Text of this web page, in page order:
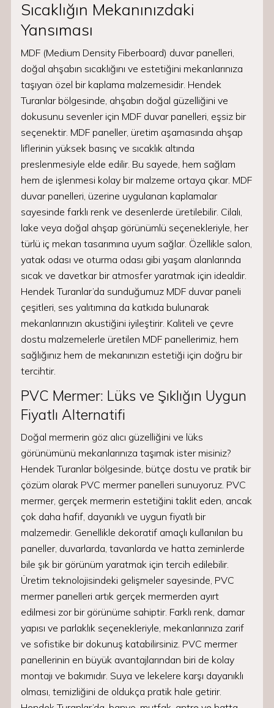
Sıcaklığın Mekanınızdaki
Yansıması
MDF (Medium Density Fiberboard) duvar panelleri,
doğal ahşabın sıcaklığını ve estetiğini mekanlarınıza
taşıyan özel bir kaplama malzemesidir. Hendek
Turanlar bölgesinde, ahşabın doğal güzelliğini ve
dokusunu sevenler için MDF duvar panelleri, eşsiz bir
seçenektir. MDF paneller, üretim aşamasında ahşap
liflerinin yüksek basınç ve sıcaklık altında
preslenmesiyle elde edilir. Bu sayede, hem sağlam
hem de işlenmesi kolay bir malzeme ortaya çıkar. MDF
duvar panelleri, üzerine uygulanan kaplamalar
sayesinde farklı renk ve desenlerde üretilebilir. Cilalı,
lake veya doğal ahşap görünümlü seçenekleriyle, her
türlü iç mekan tasarımına uyum sağlar. Özellikle salon,
yatak odası ve oturma odası gibi yaşam alanlarında
sıcak ve davetkar bir atmosfer yaratmak için idealdir.
Hendek Turanlar’da sunduğumuz MDF duvar paneli
çeşitleri, ses yalıtımına da katkıda bulunarak
mekanlarınızın akustiğini iyileştirir. Kaliteli ve çevre
dostu malzemelerle üretilen MDF panellerimiz, hem
sağlığınız hem de mekanınızın estetiği için doğru bir
tercihtir.
PVC Mermer: Lüks ve Şıklığın Uygun
Fiyatlı Alternatifi
Doğal mermerin göz alıcı güzelliğini ve lüks
görünümünü mekanlarınıza taşımak ister misiniz?
Hendek Turanlar bölgesinde, bütçe dostu ve pratik bir
çözüm olarak PVC mermer panelleri sunuyoruz. PVC
mermer, gerçek mermerin estetiğini taklit eden, ancak
çok daha hafif, dayanıklı ve uygun fiyatlı bir
malzemedir. Genellikle dekoratif amaçlı kullanılan bu
paneller, duvarlarda, tavanlarda ve hatta zeminlerde
bile şık bir görünüm yaratmak için tercih edilebilir.
Üretim teknolojisindeki gelişmeler sayesinde, PVC
mermer panelleri artık gerçek mermerden ayırt
edilmesi zor bir görünüme sahiptir. Farklı renk, damar
yapısı ve parlaklık seçenekleriyle, mekanlarınıza zarif
ve sofistike bir dokunuş katabilirsiniz. PVC mermer
panellerinin en büyük avantajlarından biri de kolay
montajı ve bakımıdır. Suya ve lekelere karşı dayanıklı
olması, temizliğini de oldukça pratik hale getirir.